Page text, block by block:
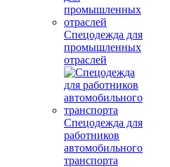
Спецодежда для
промышленных
отраслей
Спецодежда для
работников
автомобильного
транспорта